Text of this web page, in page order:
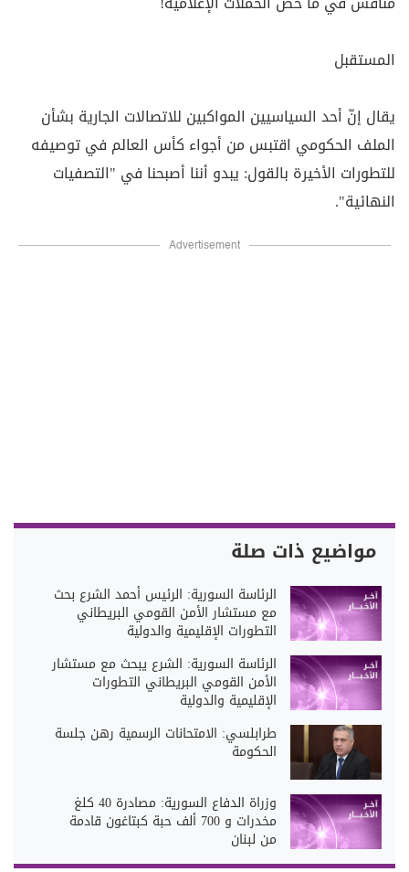
المستقبل‎
يقال إنّ أحد السياسيين المواكبين للاتصالات الجارية بشأن
الملف الحكومي اقتبس من أجواء كأس العالم في توصيفه
‏للتطورات الأخيرة بالقول: يبدو أننا أصبحنا في "التصفيات
النهائية‎".
Advertisement
مواضيع ذات صلة
الرئاسة السورية: الرئيس أحمد الشرع بحث
مع مستشار الأمن القومي البريطاني
التطورات الإقليمية والدولية
الرئاسة السورية: الشرع يبحث مع مستشار
الأمن القومي البريطاني التطورات
الإقليمية والدولية
طرابلسي: الامتحانات الرسمية رهن جلسة
الحكومة
وزراة ‏الدفاع السورية: مصادرة 40 كلغ
مخدرات و 700 ألف حبة كبتاغون قادمة
من لبنان